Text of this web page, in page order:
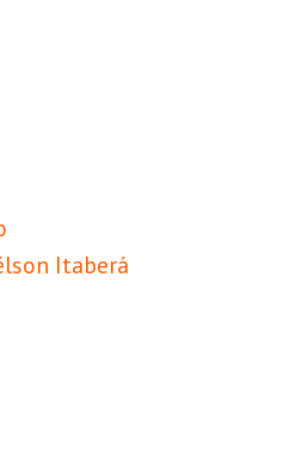
Itaberá